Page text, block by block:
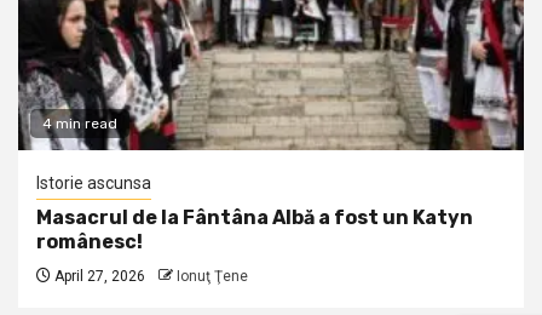
4 min read
Istorie ascunsa
Masacrul de la Fântâna Albă a fost un Katyn
românesc!
April 27, 2026 Ionuţ Ţene